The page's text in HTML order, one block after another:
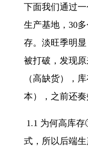
下面我们通过
生产基地，30
存。淡旺季明
被打破，发现
（高缺货），
本），之前还
1.1 为何高库
式，所以后端